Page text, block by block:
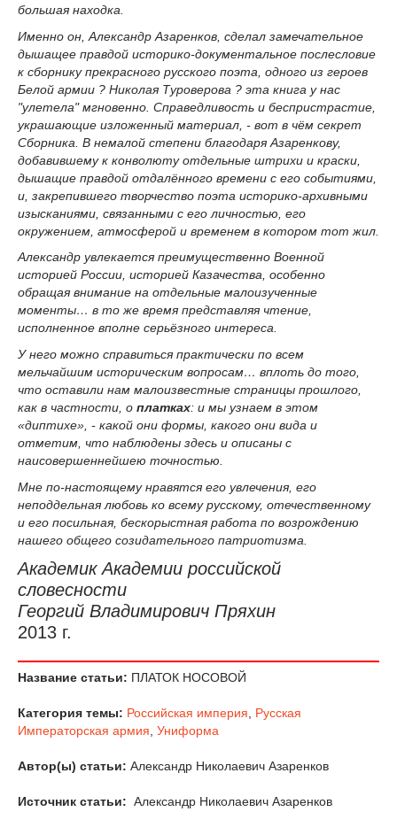
большая находка.
Именно он, Александр Азаренков, сделал замечательное
дышащее правдой историко-документальное послесловие
к сборнику прекрасного русского поэта, одного из героев
Белой армии ? Николая Туроверова ? эта книга у нас
"улетела" мгновенно. Справедливость и беспристрастие,
украшающие изложенный материал, - вот в чём секрет
Сборника. В немалой степени благодаря Азаренкову,
добавившему к конволюту отдельные штрихи и краски,
дышащие правдой отдалённого времени с его событиями,
и, закрепившего творчество поэта историко-архивными
изысканиями, связанными с его личностью, его
окружением, атмосферой и временем в котором тот жил.
Александр увлекается преимущественно Военной
историей России, историей Казачества, особенно
обращая внимание на отдельные малоизученные
моменты… в то же время представляя чтение,
исполненное вполне серьёзного интереса.
У него можно справиться практически по всем
мельчайшим историческим вопросам… вплоть до того,
что оставили нам малоизвестные страницы прошлого,
как в частности, о платках: и мы узнаем в этом
«диптихе», - какой они формы, какого они вида и
отметим, что наблюдены здесь и описаны с
наисовершеннейшею точностью.
Мне по-настоящему нравятся его увлечения, его
неподдельная любовь ко всему русскому, отечественному
и его посильная, бескорыстная работа по возрождению
нашего общего созидательного патриотизма.
Академик Академии российской
словесности
Георгий Владимирович Пряхин
2013 г.
Название статьи: ПЛАТОК НОСОВОЙ
Категория темы: Российская империя
Русская
Императорская армия Униформа
Автор(ы) статьи: Александр Николаевич Азаренков
Источник статьи: Александр Николаевич Азаренков